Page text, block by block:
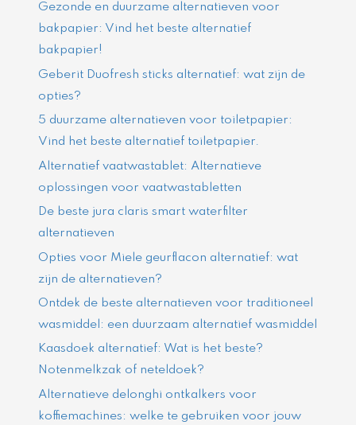
Gezonde en duurzame alternatieven voor
bakpapier: Vind het beste alternatief
bakpapier!
Geberit Duofresh sticks alternatief: wat zijn de
opties?
5 duurzame alternatieven voor toiletpapier:
Vind het beste alternatief toiletpapier.
Alternatief vaatwastablet: Alternatieve
oplossingen voor vaatwastabletten
De beste jura claris smart waterfilter
alternatieven
Opties voor Miele geurflacon alternatief: wat
zijn de alternatieven?
Ontdek de beste alternatieven voor traditioneel
wasmiddel: een duurzaam alternatief wasmiddel
Kaasdoek alternatief: Wat is het beste?
Notenmelkzak of neteldoek?
Alternatieve delonghi ontkalkers voor
koffiemachines: welke te gebruiken voor jouw